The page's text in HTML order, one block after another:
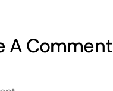
A Comment